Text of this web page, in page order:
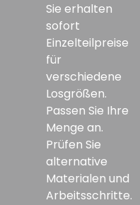
Sie erhalten
sofort
Einzelteilpreise
für
verschiedene
Losgrößen.
Passen Sie Ihre
Menge an.
Prüfen Sie
alternative
Materialen und
Arbeitsschritte.